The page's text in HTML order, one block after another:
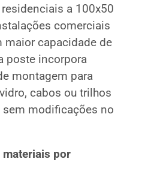
a 100x50
comerciais
maior capacidade de
poste incorpora
montagem para
cabos ou trilhos
sem modificações no
materiais por